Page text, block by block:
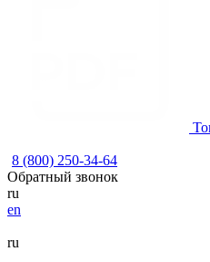
8 (800) 250-34-64
Обратный звонок
ru
en
ru